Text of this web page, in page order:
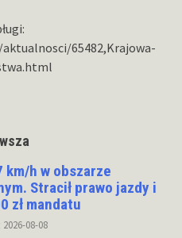
65482,Krajowa-
km/h w obszarze
Stracił prawo jazdy i
zł mandatu
08-08